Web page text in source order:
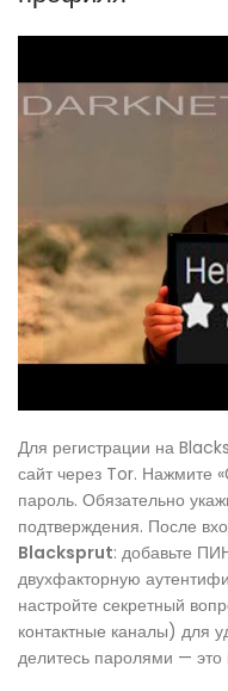
Для регистрации на
сайт через Tor. Нажмите
пароль. Обязательно
подтверждения. После
Blacksprut: добавьте
двухфакторную
настройте секретный
контактные каналы) для
делитесь паролями — это